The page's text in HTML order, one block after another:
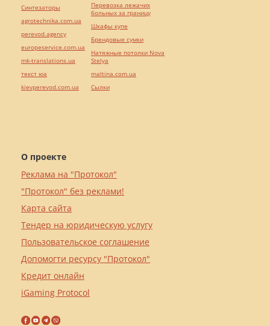
О проекте
Реклама на "Протокол"
"Протокол" без реклами!
Карта сайта
Тендер на юридическую услугу
Пользовательское соглашение
Допомогти ресурсу "Протокол"
Кредит онлайн
iGaming Protocol
Синтезаторы
agrotechnika.com.ua
perevod.agency
europeservice.com.ua
mk-translations.ua
текст юа
kievperevod.com.ua
Перевозка лежачих
больных за границу
Шкафы купе
Брендовые сумки
Натяжные потолки Nova
Stelya
maltina.com.ua
Cылки